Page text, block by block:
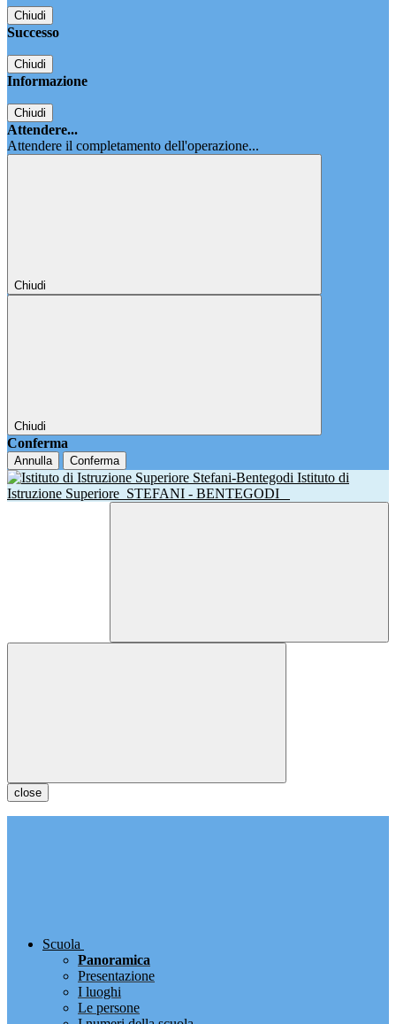
Chiudi
Successo
Chiudi
Informazione
Chiudi
Attendere...
Attendere il completamento dell'operazione...
Chiudi
Chiudi
Conferma
Annulla Conferma
Istituto di
Istruzione Superiore STEFANI - BENTEGODI
close
Scuola
Panoramica
Presentazione
I luoghi
Le persone